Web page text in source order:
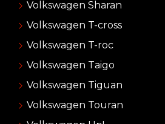
Volkswagen Sharan
Volkswagen T-cross
Volkswagen T-roc
Volkswagen Taigo
Volkswagen Tiguan
Volkswagen Touran